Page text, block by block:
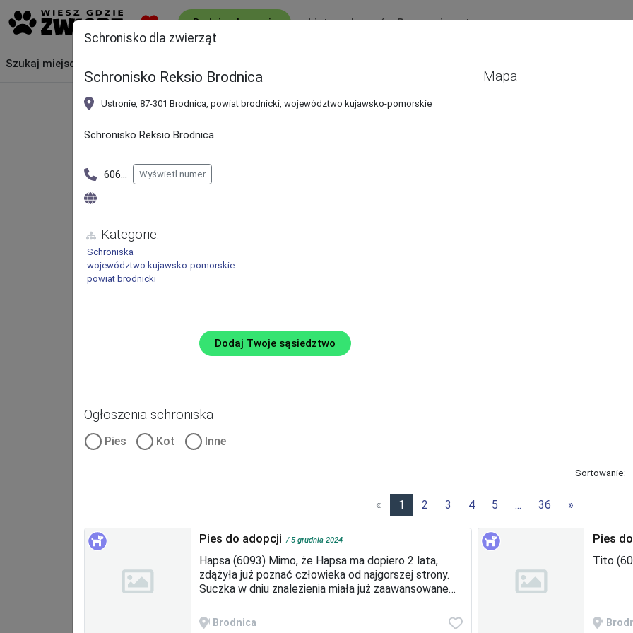
Schronisko dla zwierząt
Schronisko Reksio Brodnica
Ustronie, 87-301 Brodnica, powiat brodnicki, województwo kujawsko-pomorskie
Schronisko Reksio Brodnica
606... Wyświetl numer
Kategorie:
Schroniska
województwo kujawsko-pomorskie
powiat brodnicki
Dodaj Twoje sąsiedztwo
Mapa
Ogłoszenia schroniska
Pies Kot Inne
Sortowanie:
« 1 2 3 4 5 ... 36 »
Pies do adopcji 5 grudnia 2024
Hapsa (6093) Mimo, że Hapsa ma dopiero 2 lata,
zdążyła już poznać człowieka od najgorszej strony.
Suczka w dniu znalezienia miała już zaawansowane
Brodnica
Pies
Tito
Szukaj miejsca
Ładowanie mapy...
Dodaj ogłoszenie Lista ogłoszeń Baza zwierząt